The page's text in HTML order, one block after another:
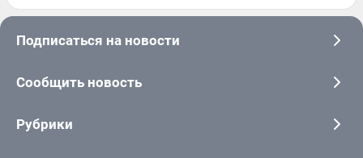
Подписаться на новости
Сообщить новость
Рубрики